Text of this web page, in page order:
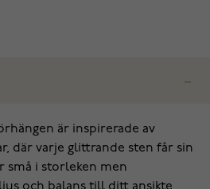
är inspirerade av
där varje glittrande sten får sin
små i storleken men